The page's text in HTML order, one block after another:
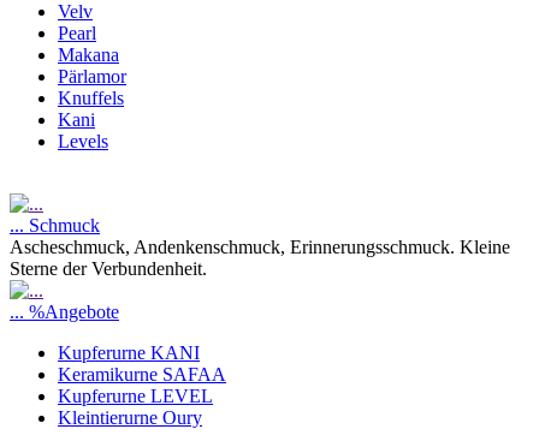
Velv
Pearl
Makana
Pärlamor
Knuffels
Kani
Levels
... Schmuck
Ascheschmuck, Andenkenschmuck, Erinnerungsschmuck. Kleine
Sterne der Verbundenheit.
... %Angebote
Kupferurne KANI
Keramikurne SAFAA
Kupferurne LEVEL
Kleintierurne Oury